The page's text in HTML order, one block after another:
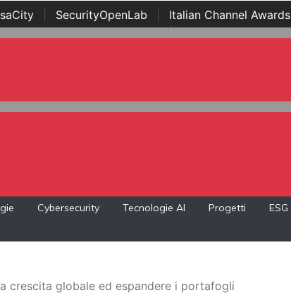
SecurityOpenLab Italian Channel Awards
Awards | ...
Cybersecurity Tecnologie AI Progetti ESG
crescita globale ed espandere i portafogli